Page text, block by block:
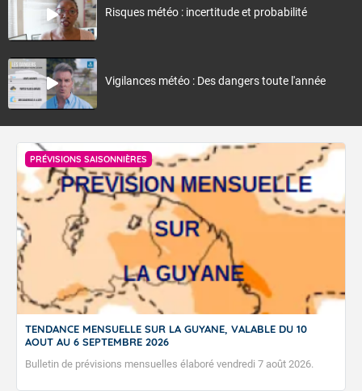
Risques météo : incertitude et probabilité
Vigilances météo : Des dangers toute l'année
PRÉVISIONS SAISONNIÈRES
TENDANCE MENSUELLE SUR LA GUYANE, VALABLE DU 10
AOUT AU 6 SEPTEMBRE 2026
Bulletin de prévisions mensuelles élaboré vendredi 7 août 2026.